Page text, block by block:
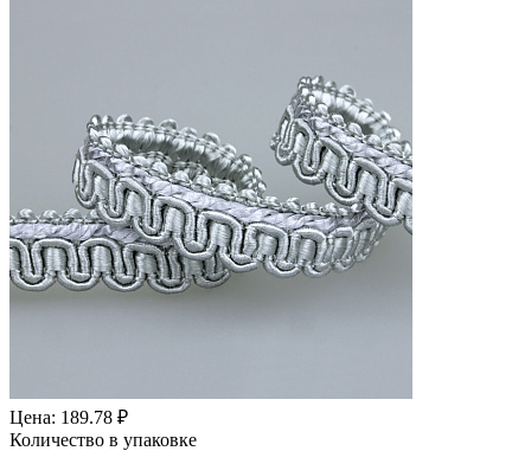
Цена: 189.78 ₽
Количество в упаковке